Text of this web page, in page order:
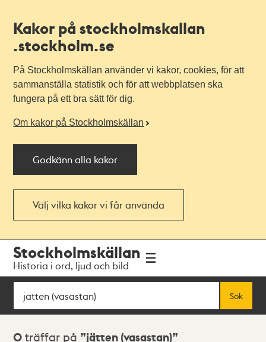
Kakor på stockholmskallan
.stockholm.se
På Stockholmskällan använder vi kakor, cookies, för att
sammanställa statistik och för att webbplatsen ska
fungera på ett bra sätt för dig.
Om kakor på Stockholmskällan
Godkänn alla kakor
Välj vilka kakor vi får använda
navigationen
huvudinnehållet
Stockholmskällan
Historia i ord, ljud och bild
Sök
Sök
Sökresultat
0 träffar på jätten (vasastan)